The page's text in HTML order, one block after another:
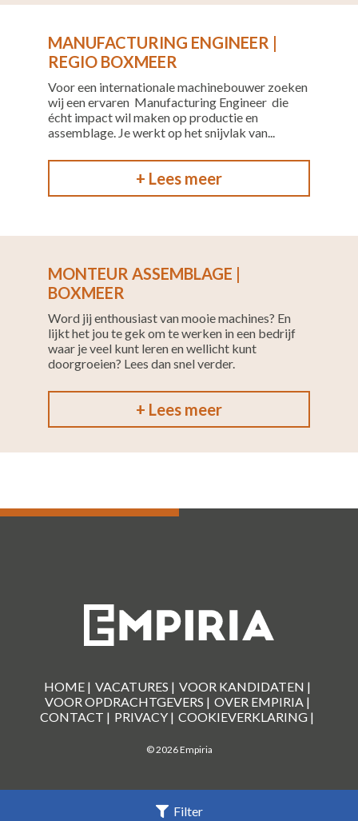
MANUFACTURING ENGINEER |
REGIO BOXMEER
Voor een internationale machinebouwer zoeken
wij een ervaren Manufacturing Engineer die
écht impact wil maken op productie en
assemblage. Je werkt op het snijvlak van...
+ Lees meer
MONTEUR ASSEMBLAGE |
BOXMEER
Word jij enthousiast van mooie machines? En
lijkt het jou te gek om te werken in een bedrijf
waar je veel kunt leren en wellicht kunt
doorgroeien? Lees dan snel verder.
+ Lees meer
HOME | VACATURES | VOOR KANDIDATEN |
VOOR OPDRACHTGEVERS | OVER EMPIRIA |
CONTACT | PRIVACY | COOKIEVERKLARING |
© 2026 Empiria
Filter